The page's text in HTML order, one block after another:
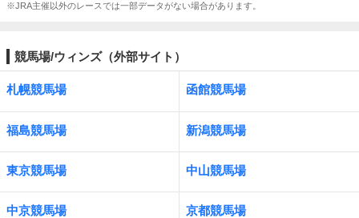
※JRA主催以外のレースでは一部データがない場合があります。
競馬場/ウィンズ（外部サイト）
札幌競馬場 函館競馬場
福島競馬場 新潟競馬場
東京競馬場 中山競馬場
中京競馬場 京都競馬場